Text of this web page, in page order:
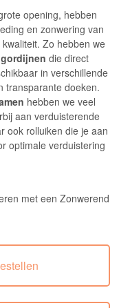
opening, hebben
en zonwering van
Zo hebben we
die direct
in verschillende
transparante doeken.
hebben we veel
aan verduisterende
ook rolluiken die je aan
optimale verduistering